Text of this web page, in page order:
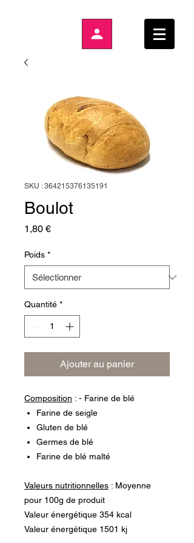
SKU : 364215376135191
Boulot
1,80 €Prix
Poids *
Quantité *
Ajouter au panier
Composition : - Farine de blé
Farine de seigle
Gluten de blé
Germes de blé
Farine de blé malté
Valeurs nutritionnelles : Moyenne
pour 100g de produit
Valeur énergétique 354 kcal
Valeur énergétique 1501 kj